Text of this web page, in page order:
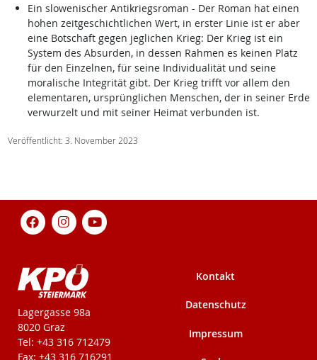
Ein slowenischer Antikriegsroman - Der Roman hat einen
hohen zeitgeschichtlichen Wert, in erster Linie ist er aber
eine Botschaft gegen jeglichen Krieg: Der Krieg ist ein
System des Absurden, in dessen Rahmen es keinen Platz
für den Einzelnen, für seine Individualität und seine
moralische Integrität gibt. Der Krieg trifft vor allem den
elementaren, ursprünglichen Menschen, der in seiner Erde
verwurzelt und mit seiner Heimat verbunden ist.
Veröffentlicht: 3. November 2023
KPÖ-Steiermark
Lagergasse 98a
8020 Graz
Tel: +43 316 712479
Fax: +43 316 716291
Kontakt
Datenschutz
Impressum